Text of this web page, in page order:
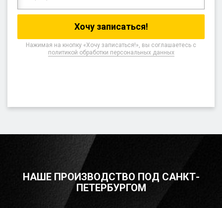
Нажимая на кнопку «Хочу записаться!», вы соглашаетесь с
политикой обработки персональных данных
НАШЕ ПРОИЗВОДСТВО ПОД САНКТ-
ПЕТЕРБУРГОМ